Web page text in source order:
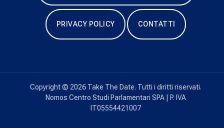
PRIVACY POLICY CONTATTI
Copyright © 2026 Take The Date. Tutti i diritti riservati.
Nomos Centro Studi Parlamentari SPA | P. IVA
IT05554421007